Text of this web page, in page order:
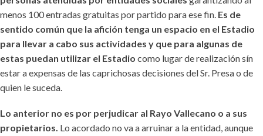
menos 100 entradas gratuitas por partido para ese fin. Es de
sentido común que la afición tenga un espacio en el Estadio
para llevar a cabo sus actividades y que para algunas de
estas puedan utilizar el Estadio como lugar de realización sín
estar a expensas de las caprichosas decisiones del Sr. Presa o de
quien le suceda.
Lo anterior no es por perjudicar al Rayo Vallecano o a sus
propietarios. Lo acordado no va a arruinar a la entidad, aunque